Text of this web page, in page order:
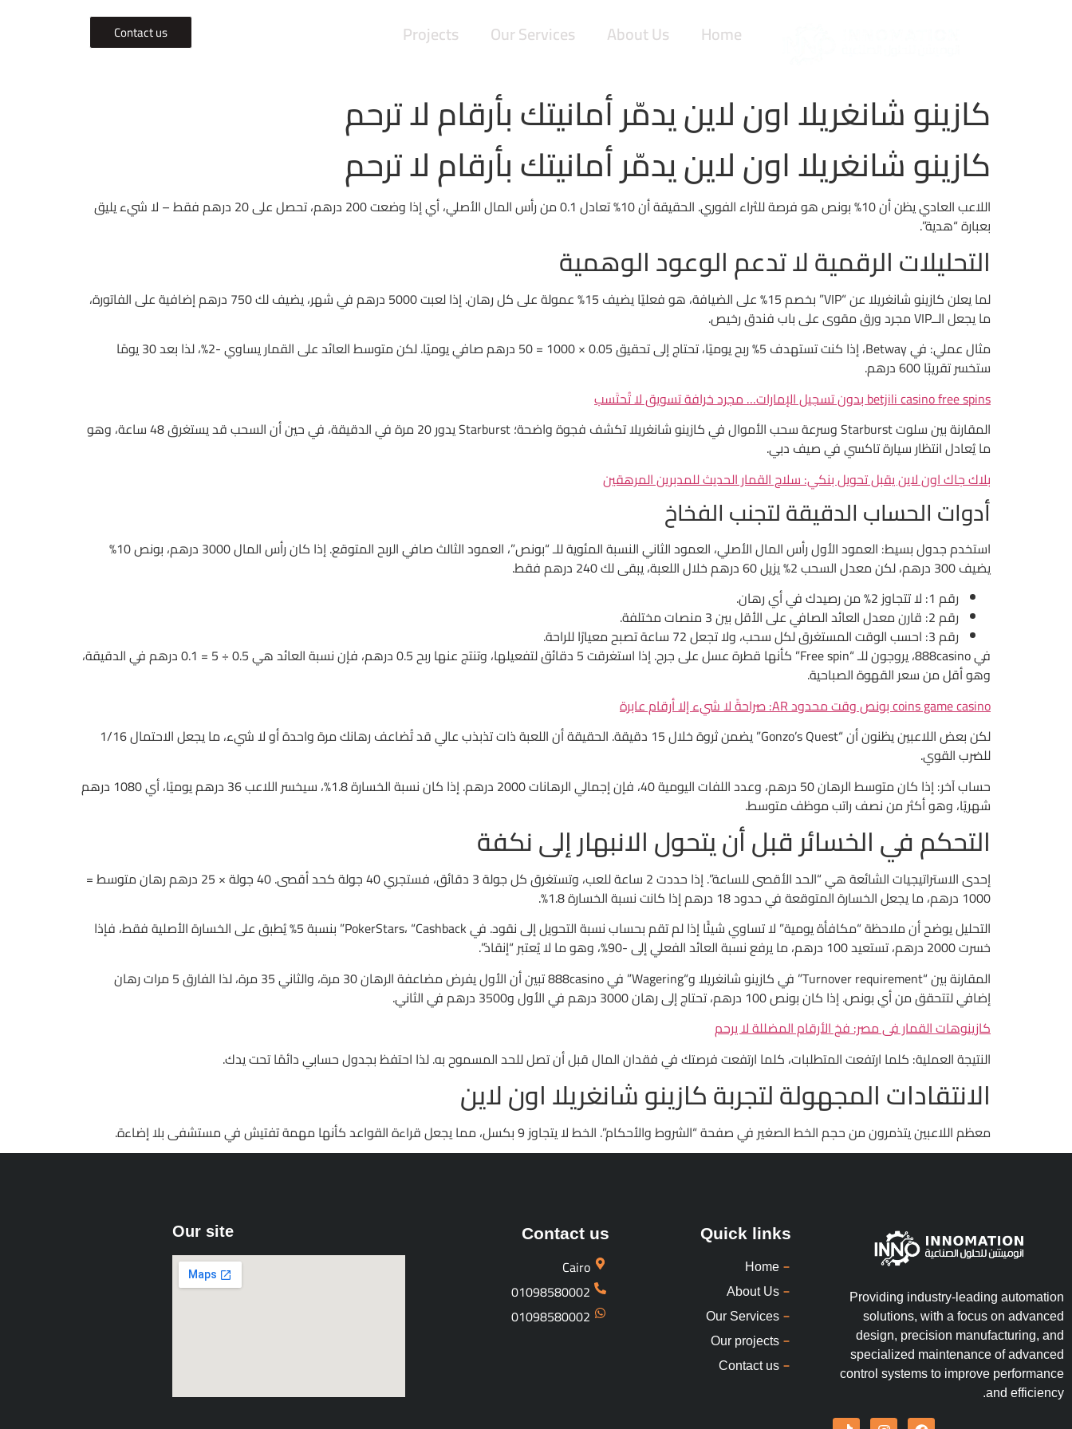
Home
About Us
Our Services
Projects
Contact us
كازينو شانغريلا اون لاين يدمّر أمانيتك بأرقام لا ترحم
كازينو شانغريلا اون لاين يدمّر أمانيتك بأرقام لا ترحم
اللاعب العادي يظن أن 10% بونص هو فرصة للثراء الفوري. الحقيقة أن 10% تعادل 0.1 من رأس المال الأصلي، أي إذا وضعت 200 درهم، تحصل على 20 درهم فقط – لا شيء يليق
بعبارة “هدية”.
التحليلات الرقمية لا تدعم الوعود الوهمية
لما يعلن كازينو شانغريلا عن “VIP” بخصم 15% على الضيافة، هو فعليًا يضيف 15% عمولة على كل رهان. إذا لعبت 5000 درهم في شهر، يضيف لك 750 درهم إضافية على الفاتورة،
ما يجعل الــVIP مجرد ورق مقوى على باب فندق رخيص.
مثال عملي: في Betway، إذا كنت تستهدف 5% ربح يوميًا، تحتاج إلى تحقيق 0.05 × 1000 = 50 درهم صافي يوميًا. لكن متوسط العائد على القمار يساوي -2%، لذا بعد 30 يومًا
ستخسر تقريبًا 600 درهم.
betjili casino free spins بدون تسجيل الإمارات… مجرد خرافة تسويق لا تُحتَسب
المقارنة بين سلوت Starburst وسرعة سحب الأموال في كازينو شانغريلا تكشف فجوة واضحة؛ Starburst يدور 20 مرة في الدقيقة، في حين أن السحب قد يستغرق 48 ساعة، وهو
ما يُعادل انتظار سيارة تاكسي في صيف دبي.
بلاك جاك اون لاين يقبل تحويل بنكي: سلاح القمار الحديث للمدبرين المرهقين
أدوات الحساب الدقيقة لتجنب الفخاخ
استخدم جدول بسيط: العمود الأول رأس المال الأصلي، العمود الثاني النسبة المئوية للـ “بونص”، العمود الثالث صافي الربح المتوقع. إذا كان رأس المال 3000 درهم، بونص 10%
يضيف 300 درهم، لكن معدل السحب 2% يزيل 60 درهم خلال اللعبة، يبقى لك 240 درهم فقط.
رقم 1: لا تتجاوز 2% من رصيدك في أي رهان.
رقم 2: قارن معدل العائد الصافي على الأقل بين 3 منصات مختلفة.
رقم 3: احسب الوقت المستغرق لكل سحب، ولا تجعل 72 ساعة تصبح معيارًا للراحة.
في 888casino، يروجون للـ “Free spin” كأنها قطرة عسل على جرح. إذا استغرقت 5 دقائق لتفعيلها، وتنتج عنها ربح 0.5 درهم، فإن نسبة العائد هي 0.5 ÷ 5 = 0.1 درهم في الدقيقة،
وهو أقل من سعر القهوة الصباحية.
coins game casino بونص وقت محدود AR: صراحةً لا شيء إلا أرقام عابرة
لكن بعض اللاعبين يظنون أن “Gonzo’s Quest” يضمن ثروة خلال 15 دقيقة. الحقيقة أن اللعبة ذات تذبذب عالي قد تُضاعف رهانك مرة واحدة أو لا شيء، ما يجعل الاحتمال 1/16
للضرب القوي.
حساب آخر: إذا كان متوسط الرهان 50 درهم، وعدد اللفات اليومية 40، فإن إجمالي الرهانات 2000 درهم. إذا كان نسبة الخسارة 1.8%، سيخسر اللاعب 36 درهم يوميًا، أي 1080 درهم
شهريًا، وهو أكثر من نصف راتب موظف متوسط.
التحكم في الخسائر قبل أن يتحول الانبهار إلى نكفة
إحدى الاستراتيجيات الشائعة هي “الحد الأقصى للساعة”. إذا حددت 2 ساعة للعب، وتستغرق كل جولة 3 دقائق، فستجري 40 جولة كحد أقصى. 40 جولة × 25 درهم رهان متوسط =
1000 درهم، ما يجعل الخسارة المتوقعة في حدود 18 درهم إذا كانت نسبة الخسارة 1.8%.
التحليل يوضح أن ملاحظة “مكافأة يومية” لا تساوي شيئًا إذا لم تقم بحساب نسبة التحويل إلى نقود. في PokerStars، “Cashback” بنسبة 5% يُطبق على الخسارة الأصلية فقط، فإذا
خسرت 2000 درهم، تستعيد 100 درهم، ما يرفع نسبة العائد الفعلي إلى -90%، وهو ما لا يُعتبر “إنقاذ”.
المقارنة بين “Turnover requirement” في كازينو شانغريلا و“Wagering” في 888casino تبين أن الأول يفرض مضاعفة الرهان 30 مرة، والثاني 35 مرة، لذا الفارق 5 مرات رهان
إضافي لتتحقق من أي بونص. إذا كان بونص 100 درهم، تحتاج إلى رهان 3000 درهم في الأول و3500 درهم في الثاني.
كازينوهات القمار فى مصر: فخ الأرقام المضللة لا يرحم
النتيجة العملية: كلما ارتفعت المتطلبات، كلما ارتفعت فرصتك في فقدان المال قبل أن تصل للحد المسموح به. لذا احتفظ بجدول حسابي دائمًا تحت يدك.
الانتقادات المجهولة لتجربة كازينو شانغريلا اون لاين
معظم اللاعبين يتذمرون من حجم الخط الصغير في صفحة “الشروط والأحكام”. الخط لا يتجاوز 9 بكسل، مما يجعل قراءة القواعد كأنها مهمة تفتيش في مستشفى بلا إضاءة.
Providing industry-leading automation
solutions, with a focus on advanced
design, precision manufacturing, and
specialized maintenance of advanced
control systems to improve performance
and efficiency.
Quick links
Home
About Us
Our Services
Our projects
Contact us
Contact us
Cairo
01098580002
01098580002
Our site